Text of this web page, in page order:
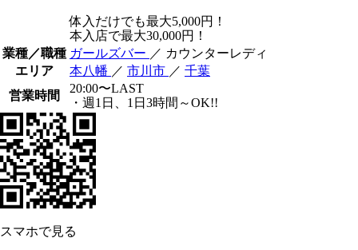
体入だけでも最大5,000円！
本入店で最大30,000円！
業種／職種 ガールズバー ／ カウンターレディ
エリア
本八幡 ／ 市川市 ／ 千葉
営業時間
20:00〜LAST
・週1日、1日3時間～OK!!
スマホで見る